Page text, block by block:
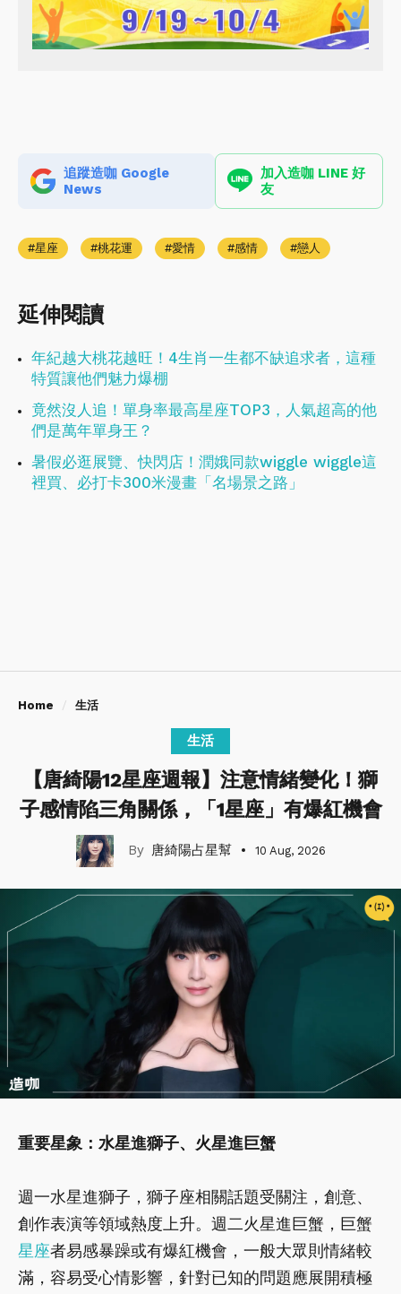
追蹤造咖 Google
News
加入造咖 LINE 好
友
星座 桃花運 愛情 感情 戀人
延伸閱讀
年紀越大桃花越旺！4生肖一生都不缺追求者，這種
特質讓他們魅力爆棚
竟然沒人追！單身率最高星座TOP3，人氣超高的他
們是萬年單身王？
暑假必逛展覽、快閃店！潤娥同款wiggle wiggle這
裡買、必打卡300米漫畫「名場景之路」
Home 生活
生活
【唐綺陽12星座週報】注意情緒變化！獅
子感情陷三角關係，「1星座」有爆紅機會
唐綺陽占星幫 10 Aug, 2026
重要星象：水星進獅子、火星進巨蟹
週一水星進獅子，獅子座相關話題受關注，創意、
創作表演等領域熱度上升。週二火星進巨蟹，巨蟹
星座者易感暴躁或有爆紅機會，一般大眾則情緒較
滿，容易受心情影響，針對已知的問題應展開積極